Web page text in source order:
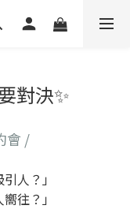
對決✨
會 /
人？」
往？」